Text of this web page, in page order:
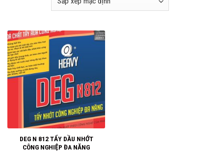
DEG N 812 TẨY DẦU NHỚT
CÔNG NGHIỆP ĐA NĂNG